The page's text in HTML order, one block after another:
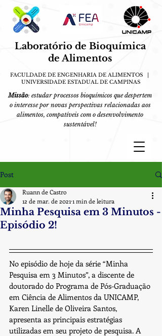
Laboratório de Bioquímica
deAlimentos
FACULDADE DE ENGENHARIA DE ALIMENTOS |
UNIVERSIDADE ESTADUAL DE CAMPINAS
Missão: estudar processos bioquímicos que despertem
o interesse por novas perspectivas relacionadas aos
alimentos, compatíveis com o desenvolvimento
sustentável!
Post
Minha Pesquisa em 3 Minutos -
Episódio 2!
Ruann de Castro
12 de mar. de 2021 1 min de leitura
No episódio de hoje da série “Minha
Pesquisa em 3 Minutos”, a discente de
doutorado do Programa de Pós-Graduação
em Ciência de Alimentos da UNICAMP,
Karen Linelle de Oliveira Santos,
apresenta as principais estratégias
utilizadas em seu projeto de pesquisa. A